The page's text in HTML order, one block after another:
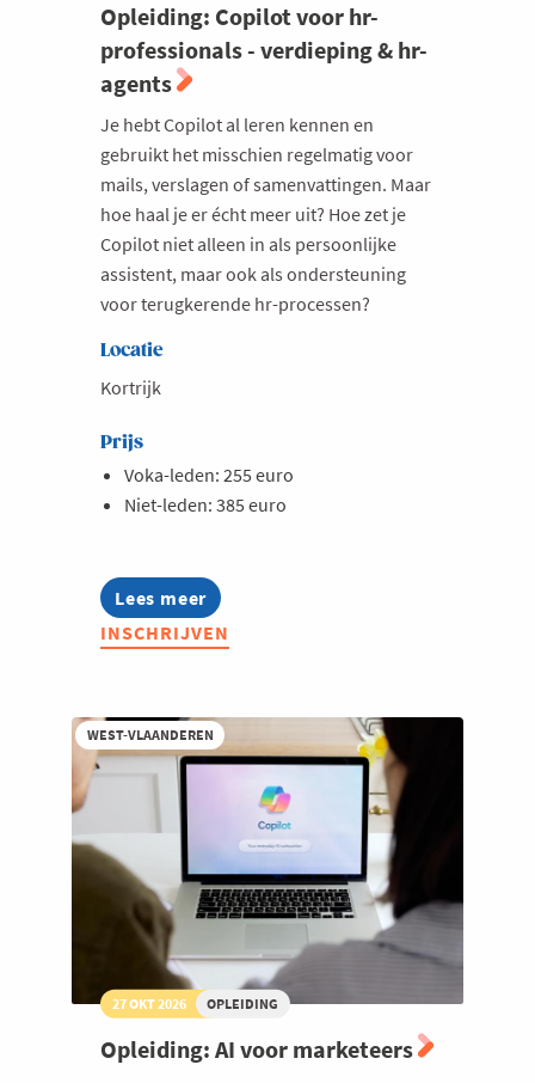
Opleiding: Copilot voor hr-
professionals - verdieping & hr-
agents
Je hebt Copilot al leren kennen en
gebruikt het misschien regelmatig voor
mails, verslagen of samenvattingen. Maar
hoe haal je er écht meer uit? Hoe zet je
Copilot niet alleen in als persoonlijke
assistent, maar ook als ondersteuning
voor terugkerende hr-processen?
Locatie
Kortrijk
Prijs
Voka-leden: 255 euro
Niet-leden: 385 euro
Lees meer
about
Opleiding:
Copilot
-
verdieping
INSCHRIJVEN
WEST-VLAANDEREN
27 OKT 2026 OPLEIDING
Opleiding: AI voor marketeers